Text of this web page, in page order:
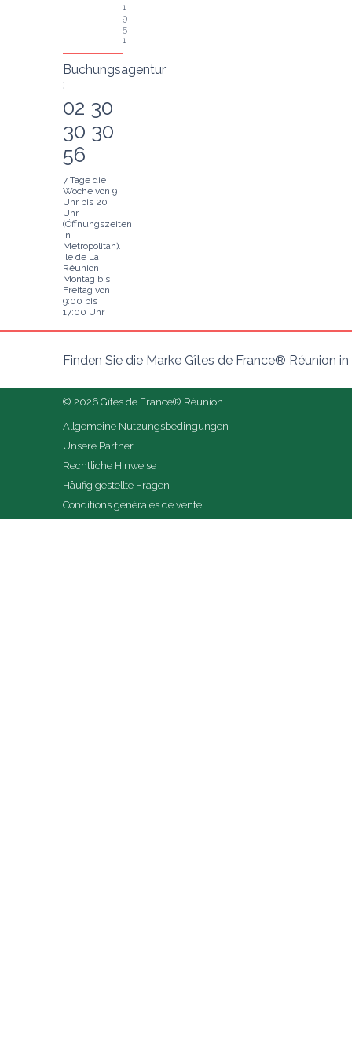
1
9
5
1
Buchungsagentur
:
02 30
30 30
56
7 Tage die
Woche von 9
Uhr bis 20
Uhr
(Öffnungszeiten
in
Metropolitan).
Ile de La
Réunion
Montag bis
Freitag von
9:00 bis
17:00 Uhr
Finden Sie die Marke Gîtes de France® Réunion
© 2026 Gîtes de France® Réunion
Allgemeine Nutzungsbedingungen
Unsere Partner
Rechtliche Hinweise
Häufig gestellte Fragen
Conditions générales de vente